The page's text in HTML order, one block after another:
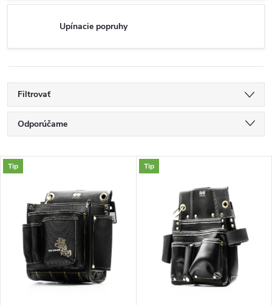
Upínacie popruhy
Filtrovať
R
a
Odporúčame
Najdrahšie
Najpredávanejšie
Abecedne
V
Tip Tip